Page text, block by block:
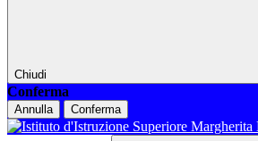
Chiudi
Conferma
Annulla Conferma